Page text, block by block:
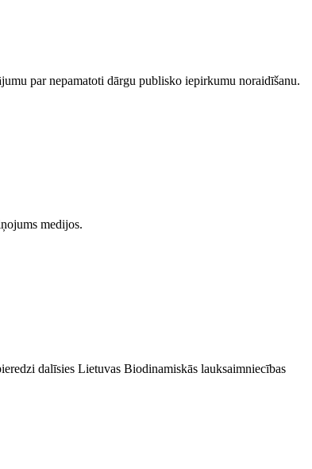
par nepamatoti dārgu publisko iepirkumu noraidīšanu.
medijos.
dalīsies Lietuvas Biodinamiskās lauksaimniecības